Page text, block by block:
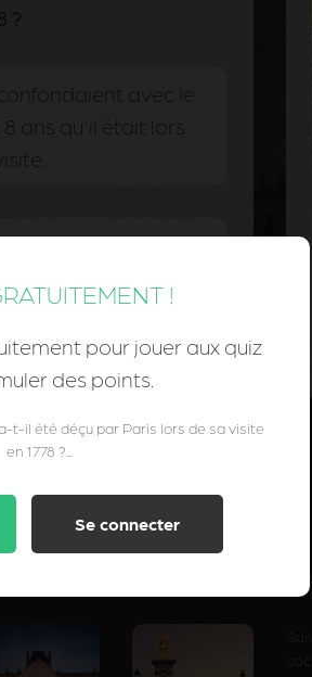
avec le
ans qu'il était lors
salons parisiens
de Prague.
!
pour jouer aux quiz
des points.
t-il été déçu par Paris lors de sa visite
en 1778 ?...
Se connecter